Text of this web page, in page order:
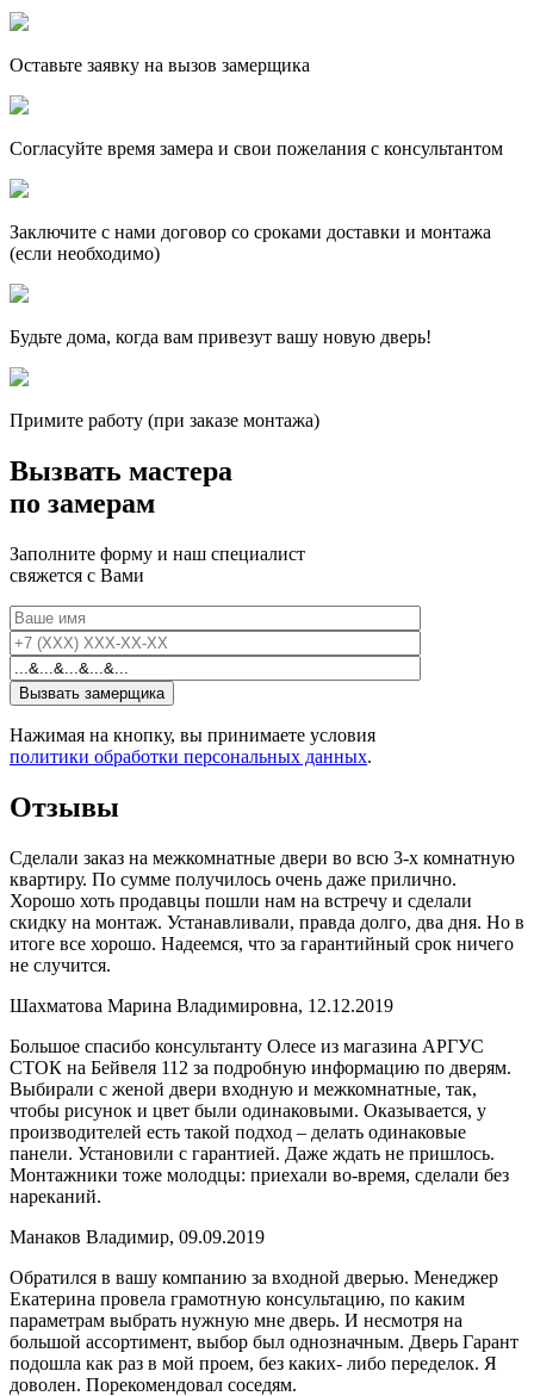
Оставьте заявку на вызов замерщика
Согласуйте время замера и свои пожелания с консультантом
Заключите с нами договор со сроками доставки и монтажа
(если необходимо)
Будьте дома, когда вам привезут вашу новую дверь!
Примите работу (при заказе монтажа)
Вызвать мастера
по замерам
Заполните форму и наш специалист
свяжется с Вами
Нажимая на кнопку, вы принимаете условия
политики обработки персональных данных.
Отзывы
Сделали заказ на межкомнатные двери во всю 3-х комнатную
квартиру. По сумме получилось очень даже прилично.
Хорошо хоть продавцы пошли нам на встречу и сделали
скидку на монтаж. Устанавливали, правда долго, два дня. Но в
итоге все хорошо. Надеемся, что за гарантийный срок ничего
не случится.
Шахматова Марина Владимировна, 12.12.2019
Большое спасибо консультанту Олесе из магазина АРГУС
СТОК на Бейвеля 112 за подробную информацию по дверям.
Выбирали с женой двери входную и межкомнатные, так,
чтобы рисунок и цвет были одинаковыми. Оказывается, у
производителей есть такой подход – делать одинаковые
панели. Установили с гарантией. Даже ждать не пришлось.
Монтажники тоже молодцы: приехали во-время, сделали без
нареканий.
Манаков Владимир, 09.09.2019
Обратился в вашу компанию за входной дверью. Менеджер
Екатерина провела грамотную консультацию, по каким
параметрам выбрать нужную мне дверь. И несмотря на
большой ассортимент, выбор был однозначным. Дверь Гарант
подошла как раз в мой проем, без каких- либо переделок. Я
доволен. Порекомендовал соседям.